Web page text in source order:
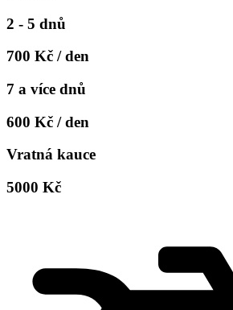
2 - 5 dnů
700 Kč / den
7 a více dnů
600 Kč / den
Vratná kauce
5000 Kč